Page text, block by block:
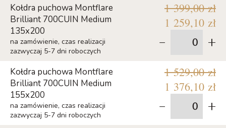
Kołdra puchowa Montflare
Brilliant 700CUIN Medium
135x200
na zamówienie, czas realizacji
zazwyczaj 5-7 dni roboczych
1 399,00 zł
1 259,10 zł
- +
Kołdra puchowa Montflare
Brilliant 700CUIN Medium
155x200
na zamówienie, czas realizacji
zazwyczaj 5-7 dni roboczych
1 529,00 zł
1 376,10 zł
- +